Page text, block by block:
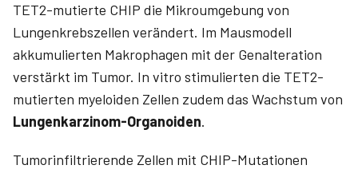
TET2-mutierte CHIP die Mikroumgebung von
Lungenkrebszellen verändert. Im Mausmodell
akkumulierten Makrophagen mit der Genalteration
verstärkt im Tumor. In vitro stimulierten die TET2-
mutierten myeloiden Zellen zudem das Wachstum von
Lungenkarzinom-Organoiden.
Tumorinfiltrierende Zellen mit CHIP-Mutationen